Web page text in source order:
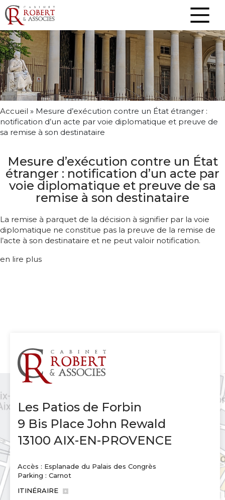
Accueil » Mesure d’exécution contre un État étranger :
notification d’un acte par voie diplomatique et preuve de
sa remise à son destinataire
Mesure d’exécution contre un État
étranger : notification d’un acte par
voie diplomatique et preuve de sa
remise à son destinataire
La remise à parquet de la décision à signifier par la voie
diplomatique ne constitue pas la preuve de la remise de
l’acte à son destinataire et ne peut valoir notification.
en lire plus
Les Patios de Forbin
9 Bis Place John Rewald
13100 AIX-EN-PROVENCE
Accès : Esplanade du Palais des Congrès
Parking : Carnot
ITINÉRAIRE